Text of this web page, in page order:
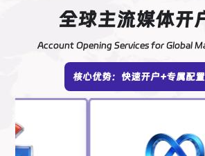
全球主流媒体开
Account Opening Services for Global
核心优势：快速开户+专属配